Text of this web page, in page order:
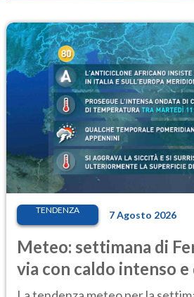
TENDENZA 7 Agosto 2026
Meteo: settimana di
via con caldo intenso e
temporale